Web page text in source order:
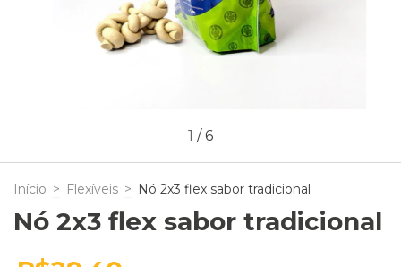
1 /6
Início > Flexíveis > Nó 2x3 flex sabor tradicional
Nó 2x3 flex sabor tradicional